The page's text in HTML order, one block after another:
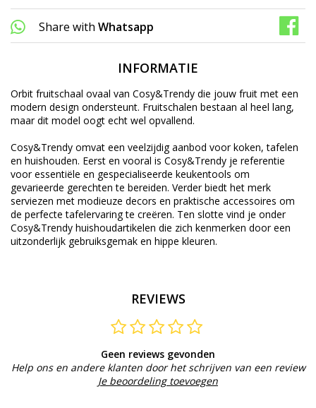
Share with Whatsapp
INFORMATIE
Orbit fruitschaal ovaal van Cosy&Trendy die jouw fruit met een
modern design ondersteunt. Fruitschalen bestaan al heel lang,
maar dit model oogt echt wel opvallend.
Cosy&Trendy omvat een veelzijdig aanbod voor koken, tafelen
en huishouden. Eerst en vooral is Cosy&Trendy je referentie
voor essentiële en gespecialiseerde keukentools om
gevarieerde gerechten te bereiden. Verder biedt het merk
serviezen met modieuze decors en praktische accessoires om
de perfecte tafelervaring te creëren. Ten slotte vind je onder
Cosy&Trendy huishoudartikelen die zich kenmerken door een
uitzonderlijk gebruiksgemak en hippe kleuren.
REVIEWS
Geen reviews gevonden
Help ons en andere klanten door het schrijven van een review
Je beoordeling toevoegen